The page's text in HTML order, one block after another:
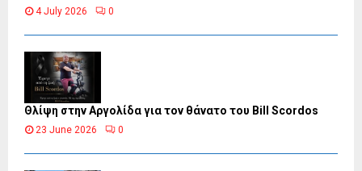
4 July 2026 0
Θλίψη στην Αργολίδα για τον θάνατο του Bill Scordos
23 June 2026 0